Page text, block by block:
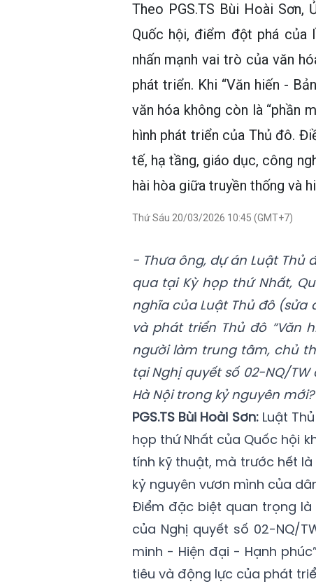
Theo PGS.TS Bùi Hoài Sơn,
Quốc hội, điểm đột phá
nhấn mạnh vai trò của văn
phát triển. Khi “Văn hiến -
văn hóa không còn là “phần
hình phát triển của Thủ đô.
tế, hạ tầng, giáo dục, công
hài hòa giữa truyền thống và
Thứ Sáu 20/03/2026 10:45 (GMT+7)
- Thưa ông, dự án Luật Thủ
qua tại Kỳ họp thứ Nhất,
nghĩa của Luật Thủ đô
và phát triển Thủ đô “Văn
người làm trung tâm, chủ
tại Nghị quyết số 02-NQ/
Hà Nội trong kỷ nguyên mới?
PGS.TS Bùi Hoài Sơn:Luật
họp thứ Nhất của Quốc hội
tính kỹ thuật, mà trước hết
kỷ nguyên vươn mình của
Điểm đặc biệt quan trọng
của Nghị quyết số 02-NQ/
minh - Hiện đại - Hạnh
tiêu và động lực của phát